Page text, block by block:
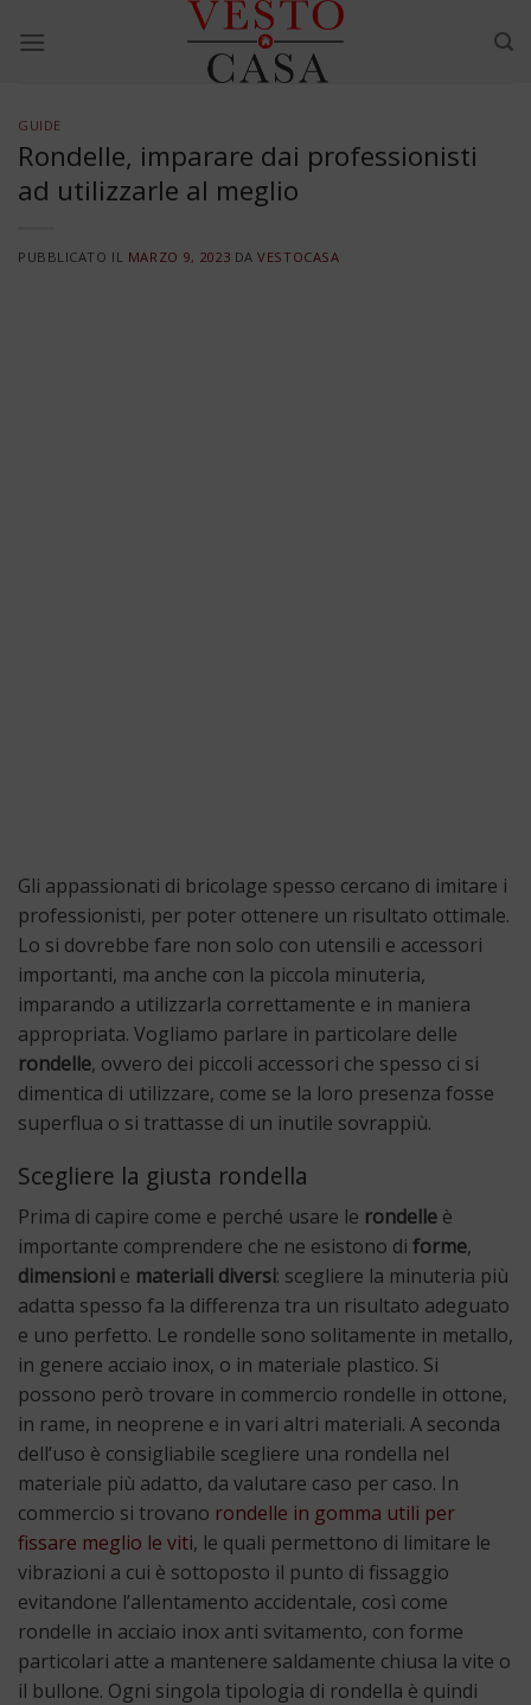
GUIDE
Rondelle, imparare dai professionisti
ad utilizzarle al meglio
PUBBLICATO IL MARZO 9, 2023 DAVESTOCASA
Gli appassionati di bricolage spesso cercano di imitare i
professionisti, per poter ottenere un risultato ottimale.
Lo si dovrebbe fare non solo con utensili e accessori
importanti, ma anche con la piccola minuteria,
imparando a utilizzarla correttamente e in maniera
appropriata. Vogliamo parlare in particolare delle
rondelle, ovvero dei piccoli accessori che spesso ci si
dimentica di utilizzare, come se la loro presenza fosse
superflua o si trattasse di un inutile sovrappiù.
Scegliere la giusta rondella
Prima di capire come e perché usare le rondelle è
importante comprendere che ne esistono di forme,
dimensioni e materiali diversi: scegliere la minuteria più
adatta spesso fa la differenza tra un risultato adeguato
e uno perfetto. Le rondelle sono solitamente in metallo,
in genere acciaio inox, o in materiale plastico. Si
possono però trovare in commercio rondelle in ottone,
in rame, in neoprene e in vari altri materiali. A seconda
dell’uso è consigliabile scegliere una rondella nel
materiale più adatto, da valutare caso per caso. In
commercio si trovano rondelle in gomma utili per
fissare meglio le viti, le quali permettono di limitare le
vibrazioni a cui è sottoposto il punto di fissaggio
evitandone l’allentamento accidentale, così come
rondelle in acciaio inox anti svitamento, con forme
particolari atte a mantenere saldamente chiusa la vite o
il bullone. Ogni singola tipologia di rondella è quindi